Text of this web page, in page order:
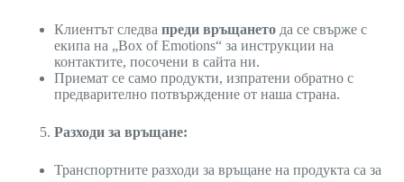
Клиентът следва преди връщането да се свърже с
екипа на „Box of Emotions“ за инструкции на
контактите, посочени в сайта ни.
Приемат се само продукти, изпратени обратно с
предварително потвърждение от наша страна.
Разходи за връщане:
Транспортните разходи за връщане на продукта са за